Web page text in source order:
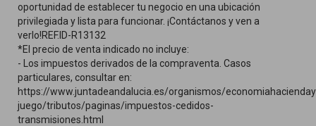
oportunidad de establecer tu negocio en una ubicación
privilegiada y lista para funcionar. ¡Contáctanos y ven a
verlo!REF.ID-R13132
*El precio de venta indicado no incluye:
- Los impuestos derivados de la compraventa. Casos
particulares, consultar en:
https://www.juntadeandalucia.es/organismos/
juego/tributos/paginas/impuestos-cedidos-
transmisiones.html